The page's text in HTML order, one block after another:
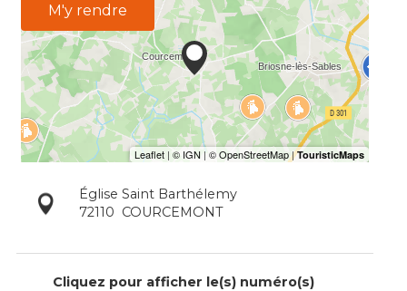
M'y rendre
Église Saint Barthélemy
72110 COURCEMONT
Cliquez pour afficher le(s) numéro(s)